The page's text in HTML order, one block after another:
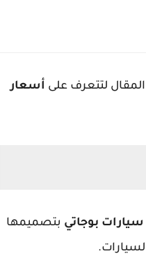
لتتعرف على أسعار
سيارات بوجاتي بتصميمها